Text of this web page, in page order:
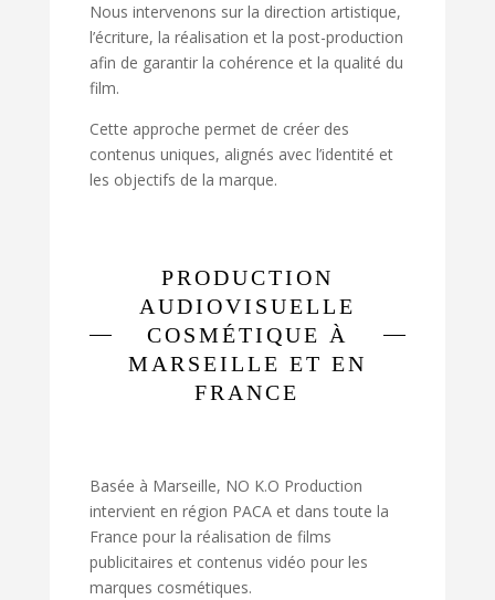
Nous intervenons sur la direction artistique,
l’écriture, la réalisation et la post-production
afin de garantir la cohérence et la qualité du
film.
Cette approche permet de créer des
contenus uniques, alignés avec l’identité et
les objectifs de la marque.
PRODUCTION
AUDIOVISUELLE
COSMÉTIQUE À
MARSEILLE ET EN
FRANCE
Basée à Marseille, NO K.O Production
intervient en région PACA et dans toute la
France pour la réalisation de films
publicitaires et contenus vidéo pour les
marques cosmétiques.